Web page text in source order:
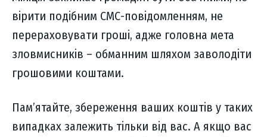
вірити подібним СМС-повідомленням, не
перераховувати гроші, адже головна мета
зловмисників – обманним шляхом заволодіти
грошовими коштами.
Пам’ятайте, збереження ваших коштів у таких
випадках залежить тільки від вас. А якщо вас